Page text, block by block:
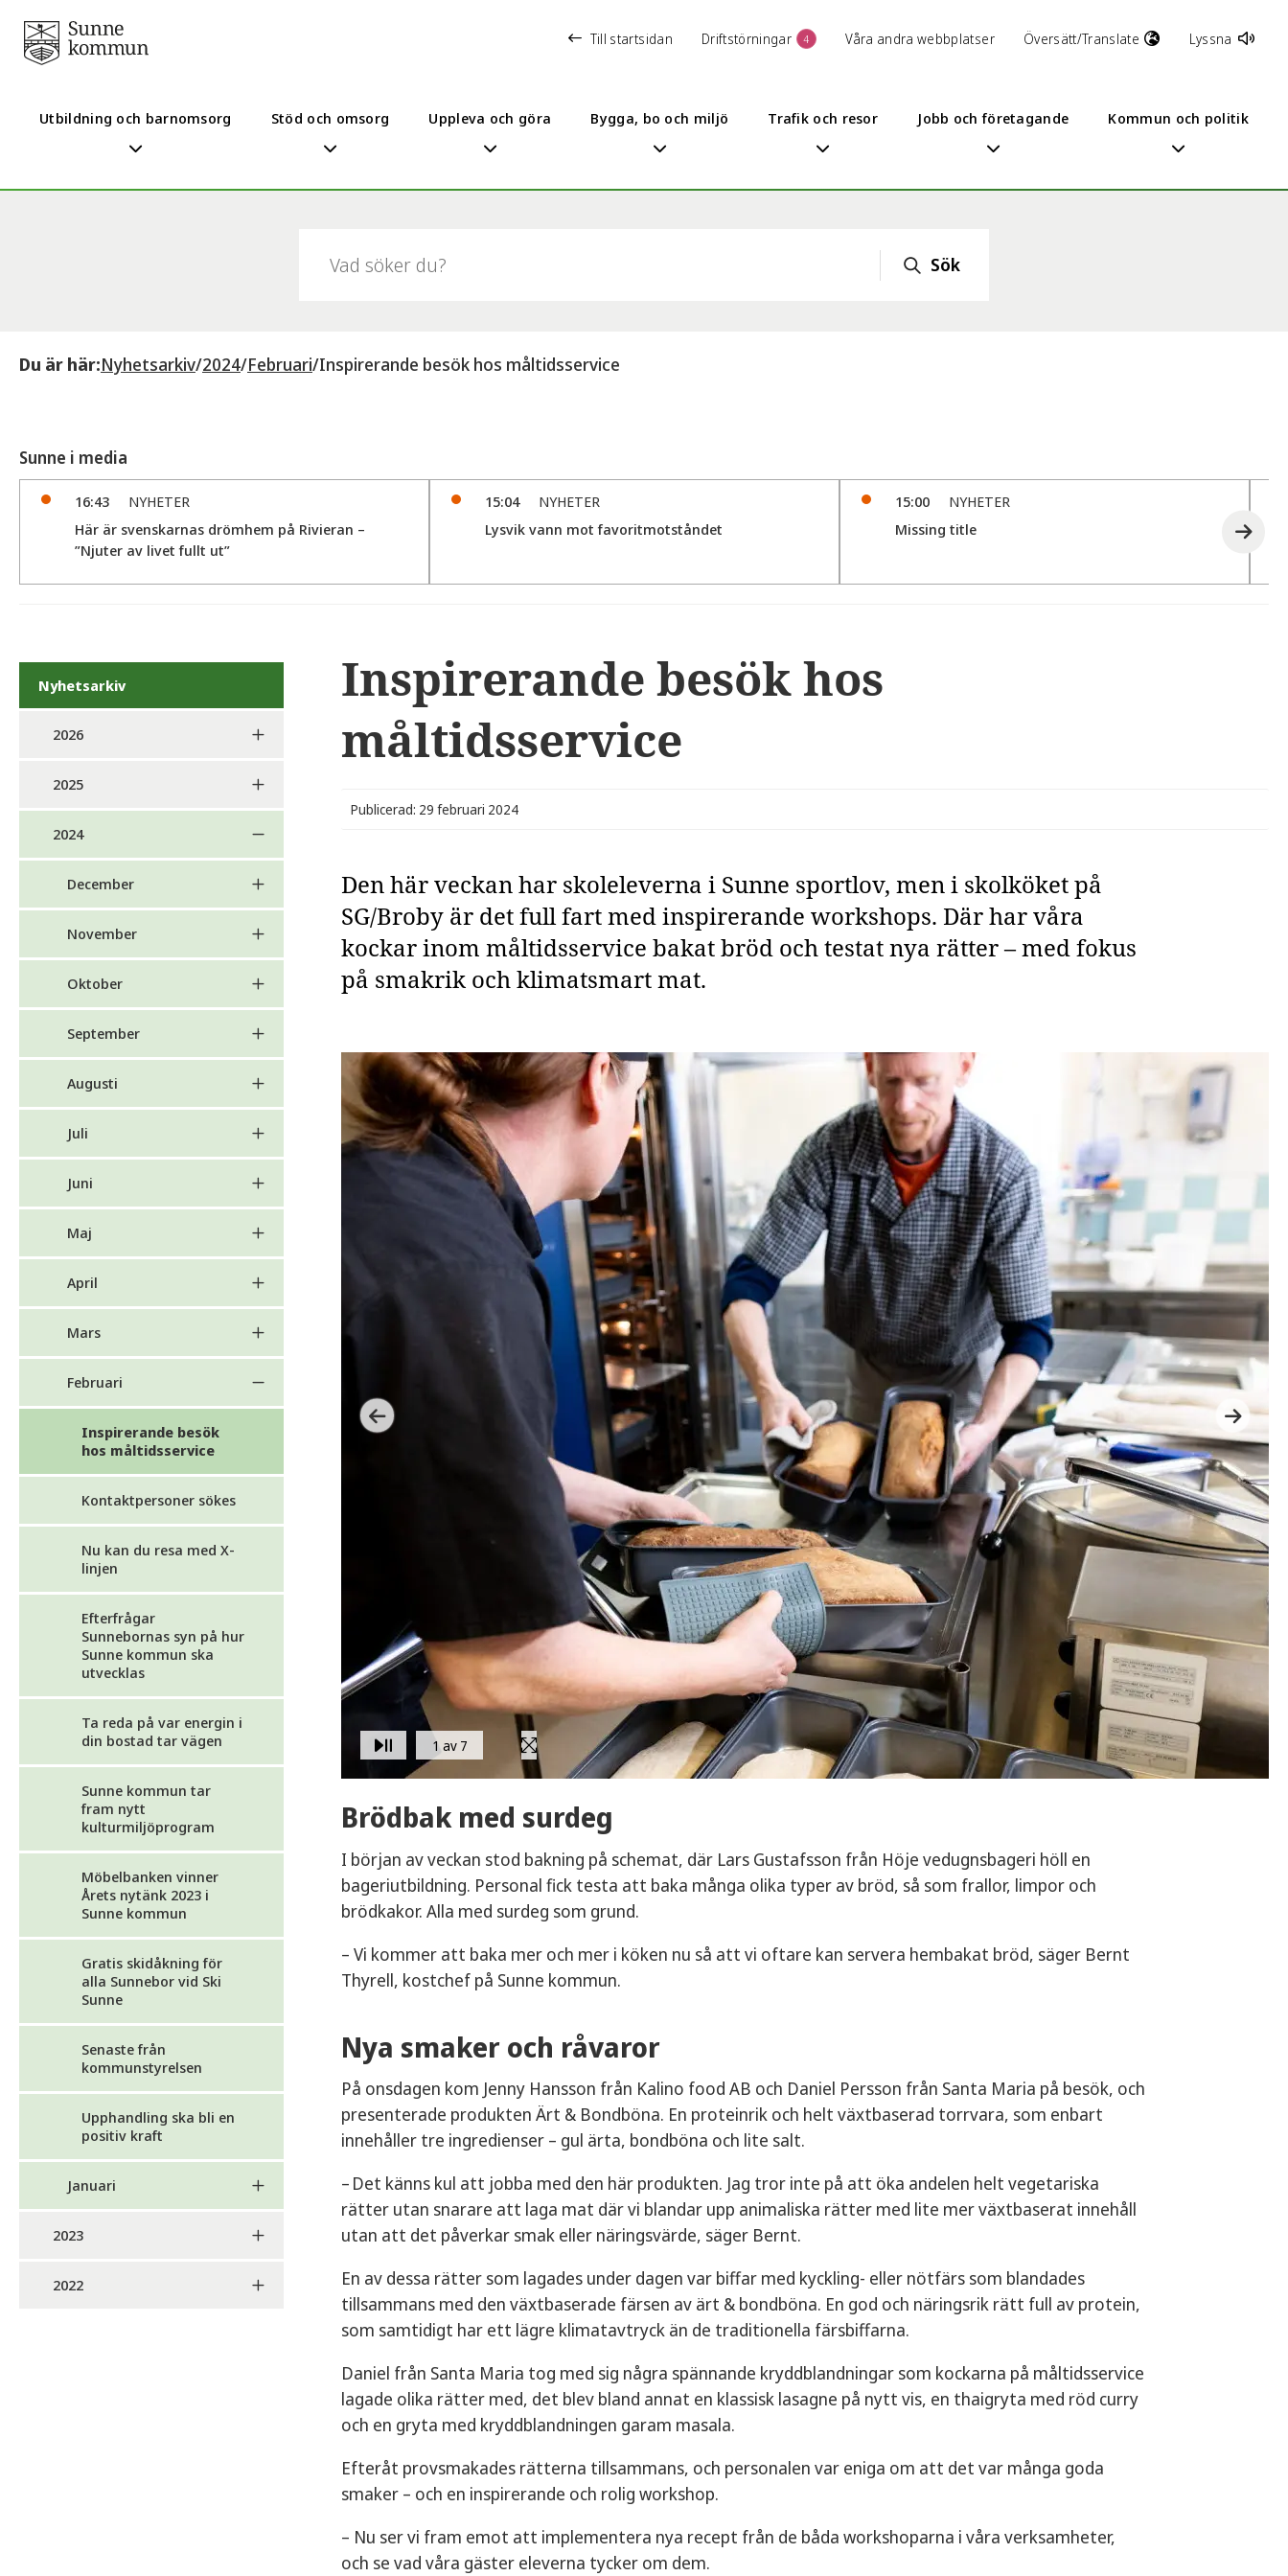
Till startsidan Driftstörningar 4 Våra andra webbplatser Översätt/Translate Lyssna
Utbildning och barnomsorg Stöd och omsorg Uppleva och göra Bygga, bo och miljö Trafik och resor Jobb och företagande Kommun och politik
Sök
Du är här:Nyhetsarkiv/2024/Februari/Inspirerande besök hos måltidsservice
Sunne i media
16:43
NYHETER
Här är svenskarnas drömhem på Rivieran –
”Njuter av livet fullt ut”
15:04
NYHETER
Lysvik vann mot favoritmotståndet
15:00
NYHETER
Missing title
Nyhetsarkiv
2026
2025
2024
December
November
Oktober
September
Augusti
Juli
Juni
Maj
April
Mars
Februari
Inspirerande besök
hos måltidsservice
Kontaktpersoner sökes
Nu kan du resa med X-
linjen
Efterfrågar
Sunnebornas syn på hur
Sunne kommun ska
utvecklas
Ta reda på var energin i
din bostad tar vägen
Sunne kommun tar
fram nytt
kulturmiljöprogram
Möbelbanken vinner
Årets nytänk 2023 i
Sunne kommun
Gratis skidåkning för
alla Sunnebor vid Ski
Sunne
Senaste från
kommunstyrelsen
Upphandling ska bli en
positiv kraft
Januari
2023
2022
Inspirerande besök hos
måltidsservice
Publicerad: 29 februari 2024
Den här veckan har skoleleverna i Sunne sportlov, men i skolköket på
SG/Broby är det full fart med inspirerande workshops. Där har våra
kockar inom måltidsservice bakat bröd och testat nya rätter – med fokus
på smakrik och klimatsmart mat.
1 av 7
Brödbak med surdeg
I början av veckan stod bakning på schemat, där Lars Gustafsson från Höje vedugnsbageri höll en
bageriutbildning. Personal fick testa att baka många olika typer av bröd, så som frallor, limpor och
brödkakor. Alla med surdeg som grund.
– Vi kommer att baka mer och mer i köken nu så att vi oftare kan servera hembakat bröd, säger Bernt
Thyrell, kostchef på Sunne kommun.
Nya smaker och råvaror
På onsdagen kom Jenny Hansson från Kalino food AB och Daniel Persson från Santa Maria på besök, och
presenterade produkten Ärt & Bondböna. En proteinrik och helt växtbaserad torrvara, som enbart
innehåller tre ingredienser – gul ärta, bondböna och lite salt.
– Det känns kul att jobba med den här produkten. Jag tror inte på att öka andelen helt vegetariska
rätter utan snarare att laga mat där vi blandar upp animaliska rätter med lite mer växtbaserat innehåll
utan att det påverkar smak eller näringsvärde, säger Bernt.
En av dessa rätter som lagades under dagen var biffar med kyckling- eller nötfärs som blandades
tillsammans med den växtbaserade färsen av ärt & bondböna. En god och näringsrik rätt full av protein,
som samtidigt har ett lägre klimatavtryck än de traditionella färsbiffarna.
Daniel från Santa Maria tog med sig några spännande kryddblandningar som kockarna på måltidsservice
lagade olika rätter med, det blev bland annat en klassisk lasagne på nytt vis, en thaigryta med röd curry
och en gryta med kryddblandningen garam masala.
Efteråt provsmakades rätterna tillsammans, och personalen var eniga om att det var många goda
smaker – och en inspirerande och rolig workshop.
– Nu ser vi fram emot att implementera nya recept från de båda workshoparna i våra verksamheter,
och se vad våra gäster eleverna tycker om dem.